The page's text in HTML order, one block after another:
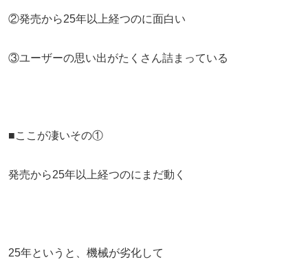
②発売から25年以上経つのに面白い
③ユーザーの思い出がたくさん詰まっている
■ここが凄いその①
発売から25年以上経つのにまだ動く
25年というと、機械が劣化して